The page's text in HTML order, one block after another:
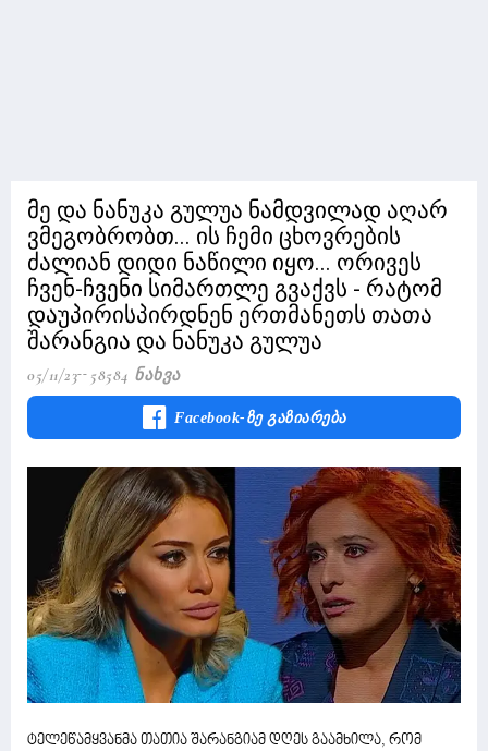
მე და ნანუკა გულუა ნამდვილად აღარ
ვმეგობრობთ... ის ჩემი ცხოვრების
ძალიან დიდი ნაწილი იყო... ორივეს
ჩვენ-ჩვენი სიმართლე გვაქვს - რატომ
დაუპირისპირდნენ ერთმანეთს თათა
შარანგია და ნანუკა გულუა
05/11/23 58584 Ნახვა
Facebook-Ზე Გაზიარება
ტელეწამყვანმა თათია შარანგიამ დღეს გაამხილა, რომ